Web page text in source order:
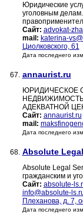
Юридические
уголовным
Сайт: advokat-
mail: katerina-
Циолковского, 61
Дата последнего
67. annaurist.ru
ЮРИДИЧЕСКОЕ
АДЕКВАТНОЙ
Сайт: annaurist.ru
mail:
Дата последнего
68. Absolute
Absolute Legal
гражданским и
Сайт: absolute-
info@absolute-
Плеханова, д. 7,
Дата последнего